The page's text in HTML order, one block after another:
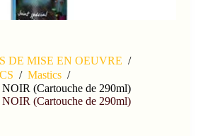
DE MISE EN OEUVRE /
/ Mastics /
(Cartouche de 290ml)
(Cartouche de 290ml)